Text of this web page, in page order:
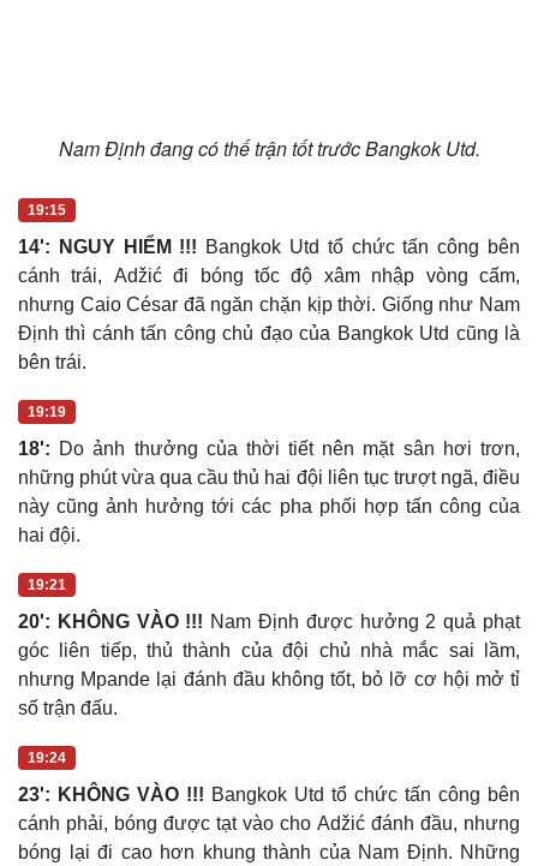
Nam Định đang có thế trận tốt trước Bangkok Utd.
19:15
14': NGUY HIỂM !!! Bangkok Utd tổ chức tấn công bên
cánh trái, Adžić đi bóng tốc độ xâm nhập vòng cấm,
nhưng Caio César đã ngăn chặn kịp thời. Giống như Nam
Định thì cánh tấn công chủ đạo của Bangkok Utd cũng là
bên trái.
19:19
18': Do ảnh thưởng của thời tiết nên mặt sân hơi trơn,
những phút vừa qua cầu thủ hai đội liên tục trượt ngã, điều
này cũng ảnh hưởng tới các pha phối hợp tấn công của
hai đội.
19:21
20': KHÔNG VÀO !!! Nam Định được hưởng 2 quả phạt
góc liên tiếp, thủ thành của đội chủ nhà mắc sai lầm,
nhưng Mpande lại đánh đầu không tốt, bỏ lỡ cơ hội mở tỉ
số trận đấu.
19:24
23': KHÔNG VÀO !!! Bangkok Utd tổ chức tấn công bên
cánh phải, bóng được tạt vào cho Adžić đánh đầu, nhưng
bóng lại đi cao hơn khung thành của Nam Định. Những